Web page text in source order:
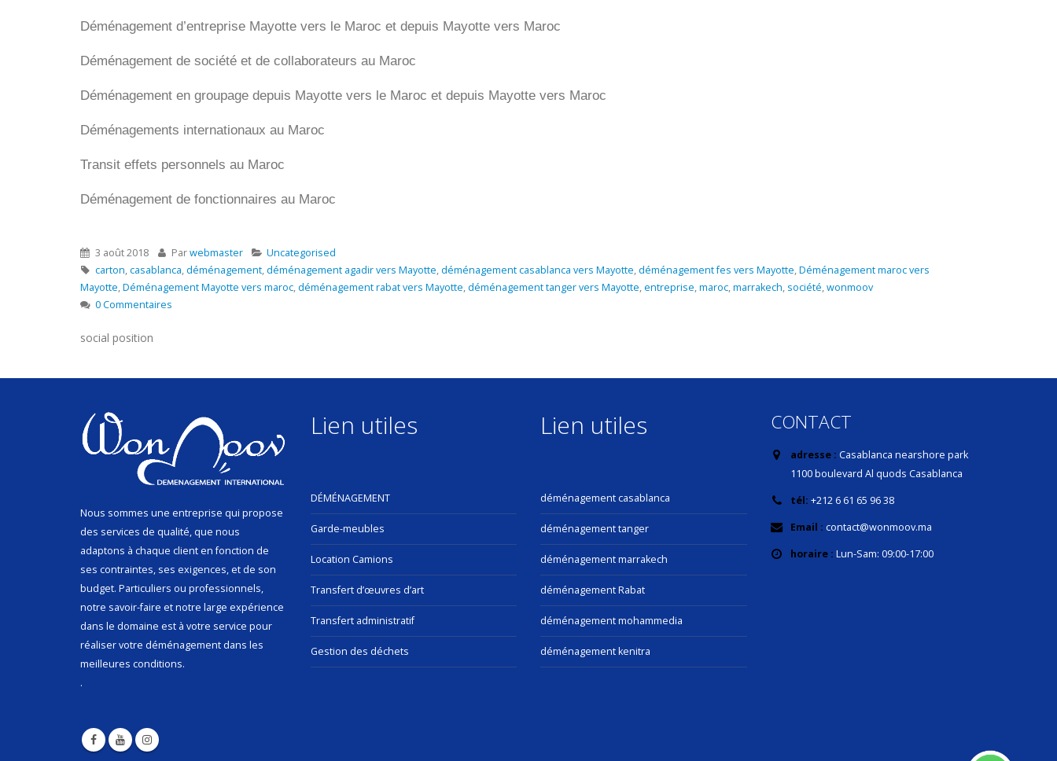
Déménagement d’entreprise Mayotte vers le Maroc et depuis Mayotte vers Maroc
Déménagement de société et de collaborateurs au Maroc
Déménagement en groupage depuis Mayotte vers le Maroc et depuis Mayotte vers Maroc
Déménagements internationaux au Maroc
Transit effets personnels au Maroc
Déménagement de fonctionnaires au Maroc
3 août 2018 Parwebmaster
Uncategorised
carton,casablanca,déménagement,déménagement agadir vers Mayotte,déménagement casablanca vers Mayotte,déménagement fes vers Mayotte,Déménagement maroc vers
Mayotte,Déménagement Mayotte vers maroc,déménagement rabat vers Mayotte,déménagement tanger vers Mayotte,entreprise,maroc,marrakech, société,wonmoov
0 Commentaires
social position
Nous sommes une entreprise qui propose
des services de qualité, que nous
adaptons à chaque client en fonction de
ses contraintes, ses exigences, et de son
budget. Particuliers ou professionnels,
notre savoir-faire et notre large expérience
dans le domaine est à votre service pour
réaliser votre déménagement dans les
meilleures conditions.
.
Lien utiles
DÉMÉNAGEMENT
Garde-meubles
Location Camions
Transfert d’œuvres d’art
Transfert administratif
Gestion des déchets
Lien utiles
déménagement casablanca
déménagement tanger
déménagement marrakech
déménagement Rabat
déménagement mohammedia
déménagement kenitra
CONTACT
adresse : Casablanca nearshore park
1100 boulevard Al quods Casablanca
tél: +212 6 61 65 96 38
Email : contact@wonmoov.ma
horaire : Lun-Sam: 09:00-17:00